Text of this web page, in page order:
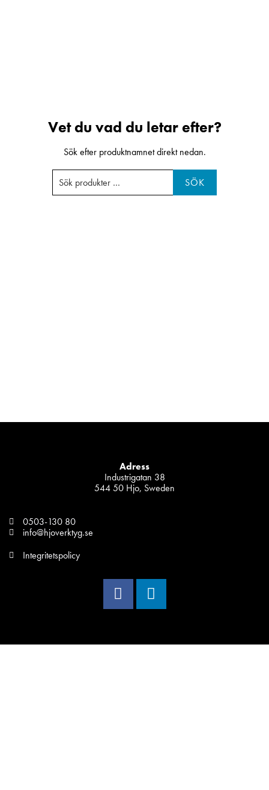
Vet du vad du letar efter?
Sök efter produktnamnet direkt nedan.
SÖK
Adress
Industrigatan 38
544 50 Hjo, Sweden
0503-130 80
info@hjoverktyg.se
Integritetspolicy